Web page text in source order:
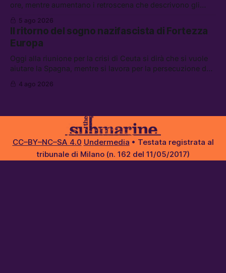
ore, mentre aumentano i retroscena che descrivono gli
chi aspetta i dispersi di Ceuta, il boom dei carburanti
diluiti, e quanti attivisti anti data center sono stati arrestati
5 ago 2026
Il ritorno del sogno nazifascista di Fortezza
Europa
Oggi alla riunione per la crisi di Ceuta si dirà che si vuole
aiutare la Spagna, mentre si lavora per la persecuzione dei
spontanei a Gaza, un giovane di 19 anni è morto sotto il
4 ago 2026
CC–BY–NC–SA 4.0 Undermedia • Testata registrata al
tribunale di Milano (n. 162 del 11/05/2017)